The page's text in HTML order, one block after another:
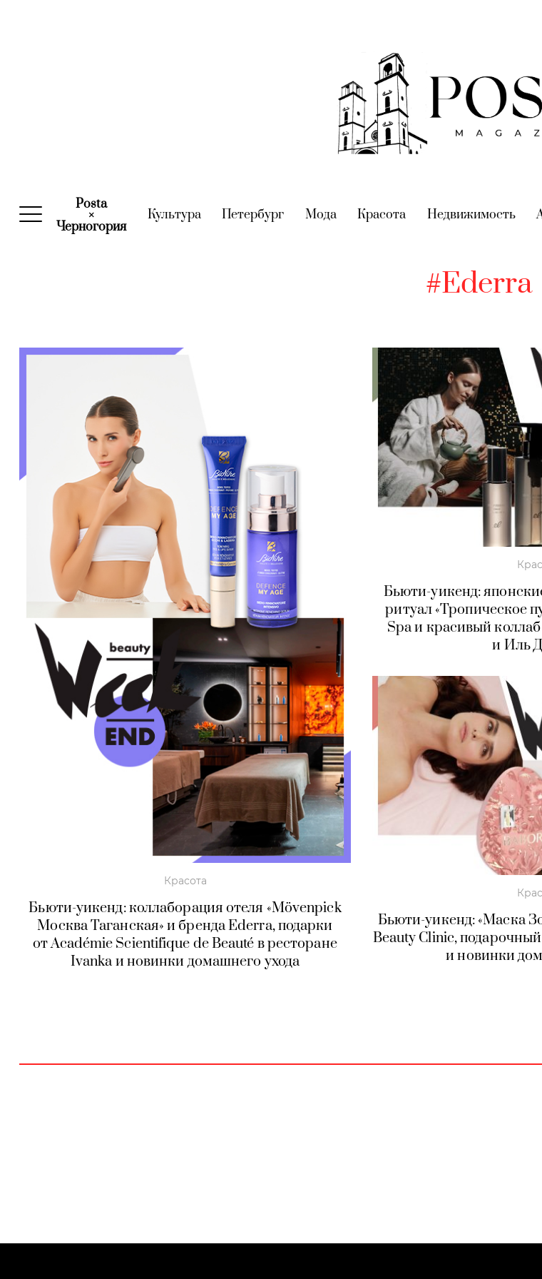
Posta
×
Черногория(current)
Культура(current)
Петербург (current)
Мода(current)
Красота (current)
Недвижимость
#Ederra
Красота
Бьюти-уикенд: коллаборация отеля «Mövenpick
Москва Таганская» и бренда Ederra, подарки
от Académie Scientifique de Beauté в ресторане
Ivanka и новинки домашнего ухода
Бьюти-уикенд:
ритуал «Тропическое
Spa и красивый
и Иль
Бьюти-уикенд: «Маска
Beauty Clinic,
и новинки